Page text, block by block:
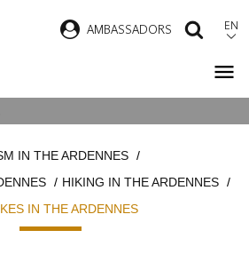
AMBASSADORS EN
IN THE ARDENNES
HIKING IN THE ARDENNES
IN THE ARDENNES